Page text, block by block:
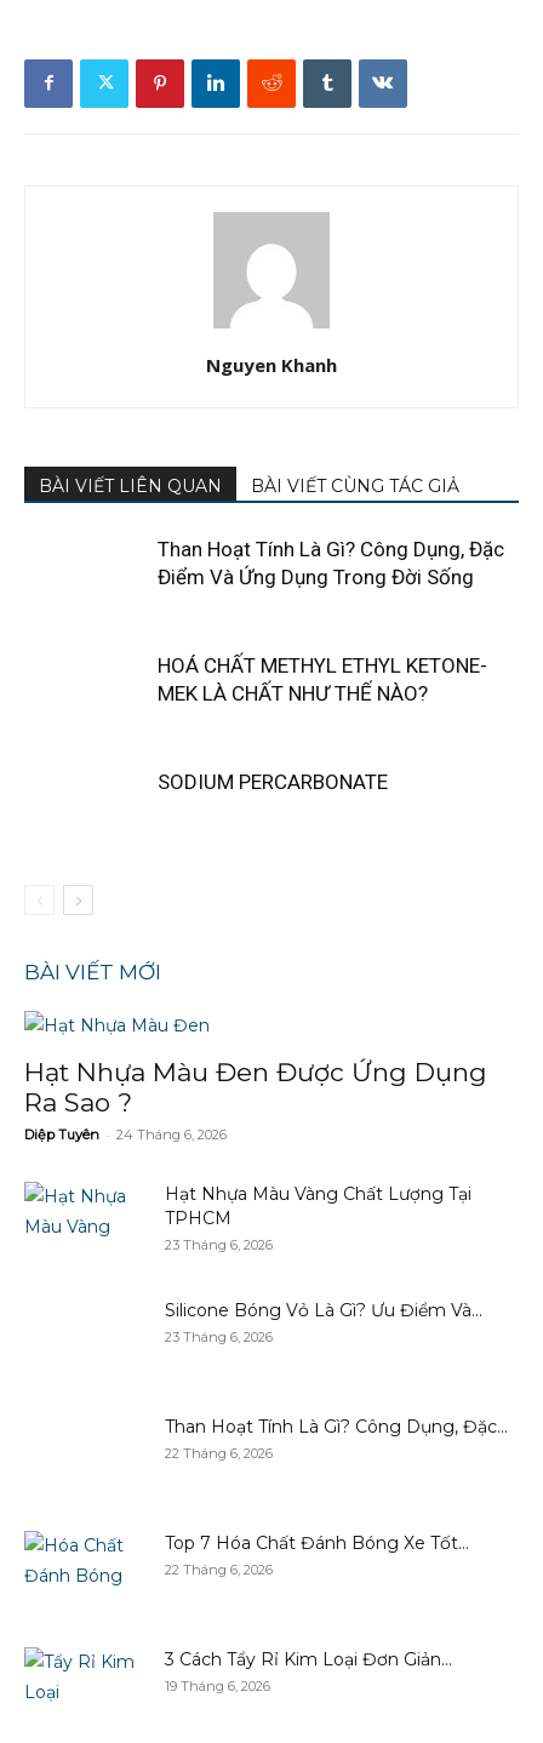
Nguyen Khanh
BÀI VIẾT LIÊN QUAN BÀI VIẾT CÙNG TÁC GIẢ
Than Hoạt Tính Là Gì? Công Dụng, Đặc
Điểm Và Ứng Dụng Trong Đời Sống
HOÁ CHẤT METHYL ETHYL KETONE-
MEK LÀ CHẤT NHƯ THẾ NÀO?
SODIUM PERCARBONATE
BÀI VIẾT MỚI
Hạt Nhựa Màu Đen Được Ứng Dụng
Ra Sao ?
Diệp Tuyên - 24 Tháng 6, 2026
Hạt Nhựa Màu Vàng Chất Lượng Tại
TPHCM
23 Tháng 6, 2026
Silicone Bóng Vỏ Là Gì? Ưu Điểm Và...
23 Tháng 6, 2026
Than Hoạt Tính Là Gì? Công Dụng, Đặc...
22 Tháng 6, 2026
Top 7 Hóa Chất Đánh Bóng Xe Tốt...
22 Tháng 6, 2026
3 Cách Tẩy Rỉ Kim Loại Đơn Giản...
19 Tháng 6, 2026